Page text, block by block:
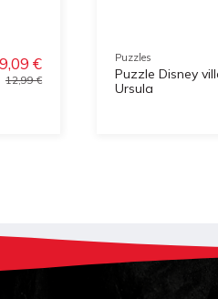
9,09 €
12,99 €
Puzzles
Puzzle Disney
Ursula